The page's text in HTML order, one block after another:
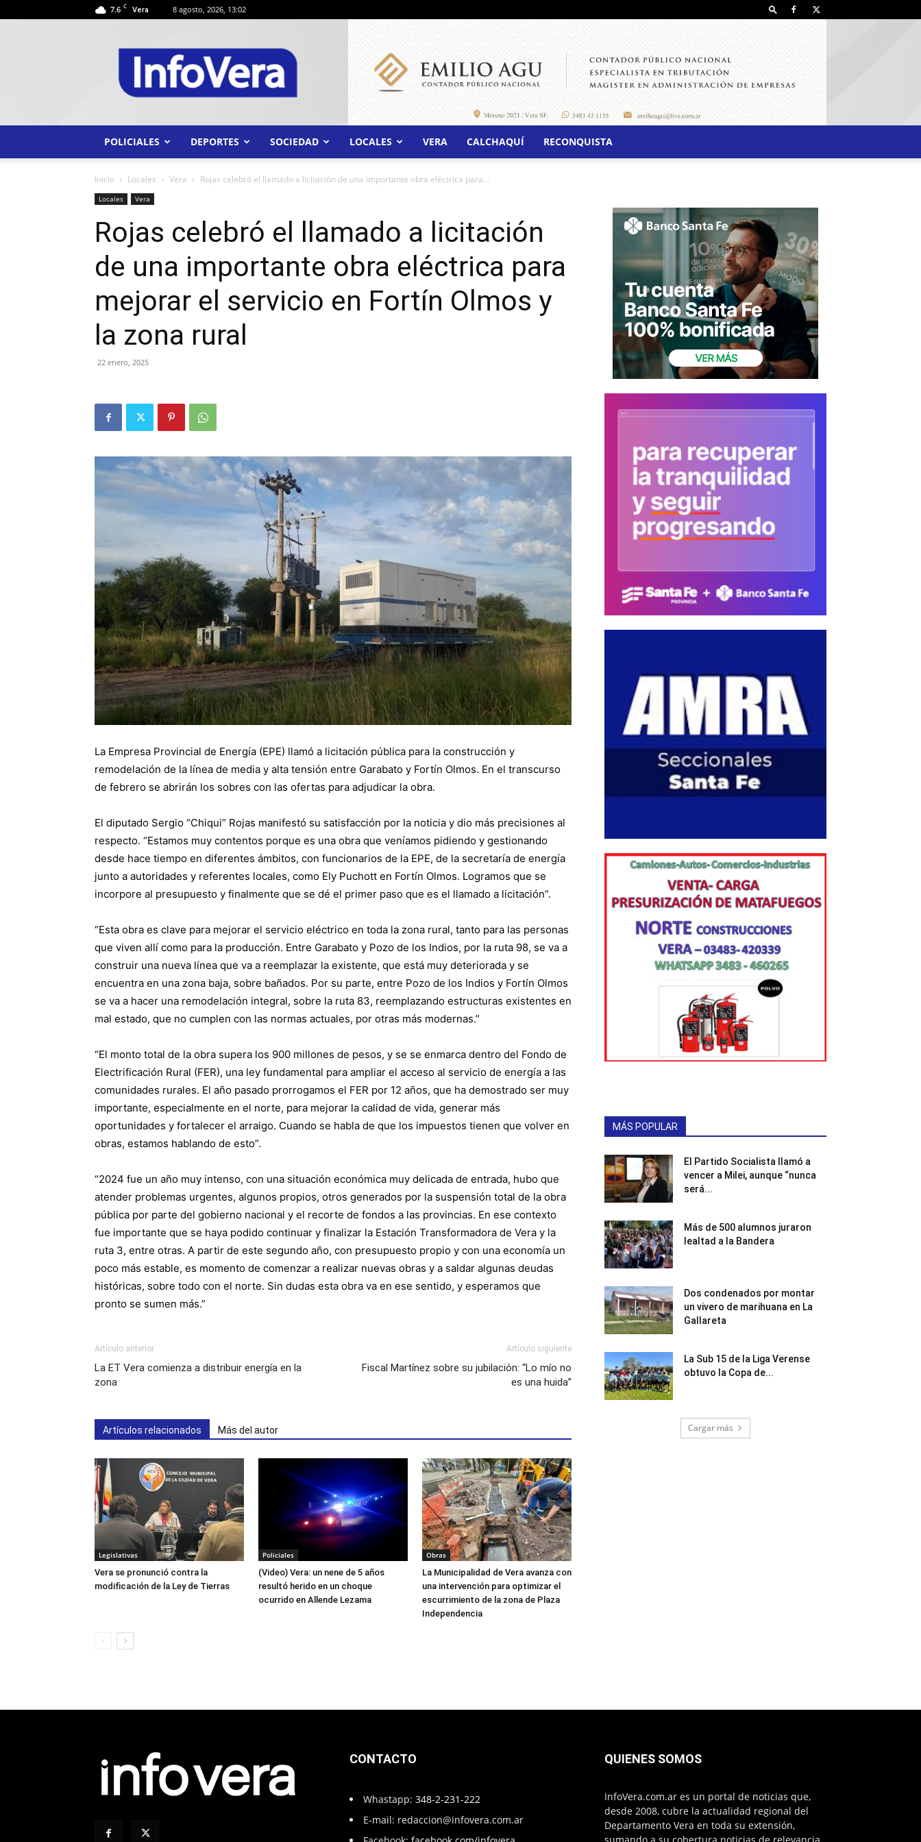
7.6 C Vera 8 agosto, 2026, 13:02
INFO
VERA
POLICIALES DEPORTES SOCIEDAD LOCALES VERA CALCHAQUÍ RECONQUISTA
Inicio Locales Vera Rojas celebró el llamado a licitación de una importante obra eléctrica para...
Locales Vera
Rojas celebró el llamado a licitación
de una importante obra eléctrica para
mejorar el servicio en Fortín Olmos y
la zona rural
22 enero, 2025
La Empresa Provincial de Energía (EPE) llamó a licitación pública para la construcción y
remodelación de la línea de media y alta tensión entre Garabato y Fortín Olmos. En el transcurso
de febrero se abrirán los sobres con las ofertas para adjudicar la obra.
El diputado Sergio “Chiqui” Rojas manifestó su satisfacción por la noticia y dio más precisiones al
respecto. “Estamos muy contentos porque es una obra que veníamos pidiendo y gestionando
desde hace tiempo en diferentes ámbitos, con funcionarios de la EPE, de la secretaría de energía
junto a autoridades y referentes locales, como Ely Puchott en Fortín Olmos. Logramos que se
incorpore al presupuesto y finalmente que se dé el primer paso que es el llamado a licitación”.
“Esta obra es clave para mejorar el servicio eléctrico en toda la zona rural, tanto para las personas
que viven allí como para la producción. Entre Garabato y Pozo de los Indios, por la ruta 98, se va a
construir una nueva línea que va a reemplazar la existente, que está muy deteriorada y se
encuentra en una zona baja, sobre bañados. Por su parte, entre Pozo de los Indios y Fortín Olmos
se va a hacer una remodelación integral, sobre la ruta 83, reemplazando estructuras existentes en
mal estado, que no cumplen con las normas actuales, por otras más modernas.”
“El monto total de la obra supera los 900 millones de pesos, y se se enmarca dentro del Fondo de
Electrificación Rural (FER), una ley fundamental para ampliar el acceso al servicio de energía a las
comunidades rurales. El año pasado prorrogamos el FER por 12 años, que ha demostrado ser muy
importante, especialmente en el norte, para mejorar la calidad de vida, generar más
oportunidades y fortalecer el arraigo. Cuando se habla de que los impuestos tienen que volver en
obras, estamos hablando de esto”.
“2024 fue un año muy intenso, con una situación económica muy delicada de entrada, hubo que
atender problemas urgentes, algunos propios, otros generados por la suspensión total de la obra
pública por parte del gobierno nacional y el recorte de fondos a las provincias. En ese contexto
fue importante que se haya podido continuar y finalizar la Estación Transformadora de Vera y la
ruta 3, entre otras. A partir de este segundo año, con presupuesto propio y con una economía un
poco más estable, es momento de comenzar a realizar nuevas obras y a saldar algunas deudas
históricas, sobre todo con el norte. Sin dudas esta obra va en ese sentido, y esperamos que
pronto se sumen más.”
Artículo anterior
La ET Vera comienza a distribuir energía en la
zona
Artículo siguiente
Fiscal Martínez sobre su jubilación: “Lo mío no
es una huida”
Artículos relacionados Más del autor
Legislativas
Vera se pronunció contra la
modificación de la Ley de Tierras
Policiales
(Video) Vera: un nene de 5 años
resultó herido en un choque
ocurrido en Allende Lezama
Obras
La Municipalidad de Vera avanza con
una intervención para optimizar el
escurrimiento de la zona de Plaza
Independencia
MÁS POPULAR
El Partido Socialista llamó a
vencer a Milei, aunque “nunca
será...
Más de 500 alumnos juraron
lealtad a la Bandera
Dos condenados por montar
un vivero de marihuana en La
Gallareta
La Sub 15 de la Liga Verense
obtuvo la Copa de...
Cargar más
CONTACTO
Whastapp: 348-2-231-222
E-mail: redaccion@infovera.com.ar
QUIENES SOMOS
InfoVera.com.ar es un portal de noticias que,
desde 2008, cubre la actualidad regional del
Departamento Vera en toda su extensión,